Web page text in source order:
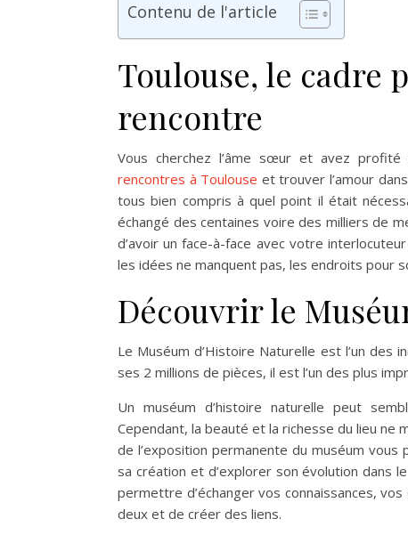
Contenu de l'article
Toulouse, le cadre
rencontre
Vous cherchez l’âme sœur et avez
rencontres à Toulouse et trouver l’amour
tous bien compris à quel point il était
échangé des centaines voire des milliers de
d’avoir un face-à-face avec votre
les idées ne manquent pas, les endroits pour
Découvrir le
Le Muséum d’Histoire Naturelle est l’un des
ses 2 millions de pièces, il est l’un des plus
Un muséum d’histoire naturelle peut
Cependant, la beauté et la richesse du lieu ne
de l’exposition permanente du muséum vous
sa création et d’explorer son évolution dans
permettre d’échanger vos connaissances,
deux et de créer des liens.